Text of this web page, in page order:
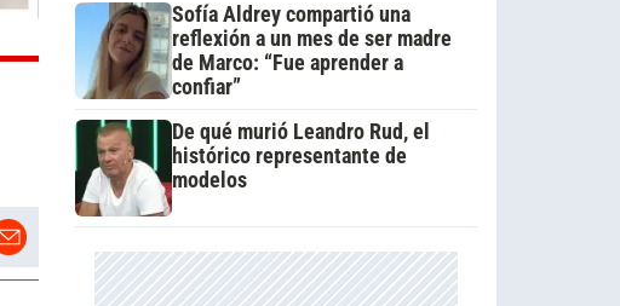
Sofía Aldrey compartió una
reflexión a un mes de ser madre
de Marco: “Fue aprender a
confiar”
De qué murió Leandro Rud, el
histórico representante de
modelos